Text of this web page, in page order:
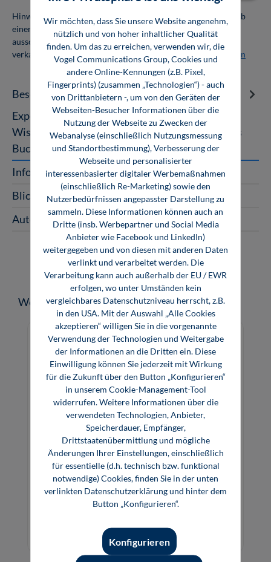
Hinweis: Als Firmenkunde erhalten Sie einen Mengenrabatt ab
einer Abnahmemenge von 10 Exemplaren. Die Bücher dürfen
ausschließlich für den Eigenbedarf genutzt und nicht weiter
verkauft werden. Weitere Informationen unterFirmenlizenzen
Beschreibung
Expertenwissen Nutzfahrzeugtechnik Alles
Wissenswerte zum Thema Nutzfahrzeuge Dieses
Buch behandelt die verschiedenen Bereic…Mehr
InfoClick
Blick ins Buch
Autoren auf der Automechanika 2024
Produktgalerie überspringen
Weitere Medien zum Thema
Prüfungsvorbereiter Kfz-Mechatroniker
Theorie Teil 2 Nutzfahrzeugtechnik E-
Wir möchten, dass Sie unsere Website angenehm,
nützlich und von hoher inhaltlicher Qualität
finden. Um das zu erreichen, verwenden wir, die
Vogel Communications Group, Cookies und
andere Online-Kennungen (z.B. Pixel,
Fingerprints) (zusammen „Technologien“) - auch
von Drittanbietern -, um von den Geräten der
Webseiten-Besucher Informationen über die
Nutzung der Webseite zu Zwecken der
Webanalyse (einschließlich Nutzungsmessung
und Standortbestimmung), Verbesserung der
Webseite und personalisierter
interessenbasierter digitaler Werbemaßnahmen
(einschließlich Re-Marketing) sowie den
Nutzerbedürfnissen angepasster Darstellung zu
sammeln. Diese Informationen können auch an
Dritte (insb. Werbepartner und Social Media
Anbieter wie Facebook und LinkedIn)
weitergegeben und von diesen mit anderen Daten
verlinkt und verarbeitet werden. Die
Verarbeitung kann auch außerhalb der EU / EWR
erfolgen, wo unter Umständen kein
vergleichbares Datenschutzniveau herrscht, z.B.
in den USA. Mit der Auswahl „Alle Cookies
akzeptieren“ willigen Sie in die vorgenannte
Verwendung der Technologien und Weitergabe
der Informationen an die Dritten ein. Diese
Einwilligung können Sie jederzeit mit Wirkung
für die Zukunft über den Button „Konfigurieren“
in unserem Cookie-Management-Tool
widerrufen. Weitere Informationen über die
verwendeten Technologien, Anbieter,
Speicherdauer, Empfänger,
Drittstaatenübermittlung und mögliche
Änderungen Ihrer Einstellungen, einschließlich
für essentielle (d.h. technisch bzw. funktional
notwendige) Cookies, finden Sie in der unten
verlinkten Datenschutzerklärung und hinter dem
Button „Konfigurieren“.
Konfigurieren